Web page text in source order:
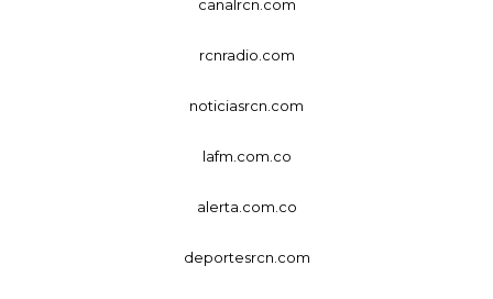
canalrcn.com
rcnradio.com
noticiasrcn.com
lafm.com.co
alerta.com.co
deportesrcn.com